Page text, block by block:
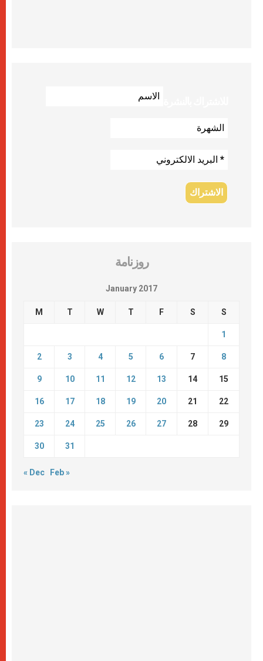
روزنامة
January 2017
M T W T F S S
1
2 3 4 5 6 7 8
9 10 11 12 13 14 15
16 17 18 19 20 21 22
23 24 25 26 27 28 29
30 31
« Dec Feb »